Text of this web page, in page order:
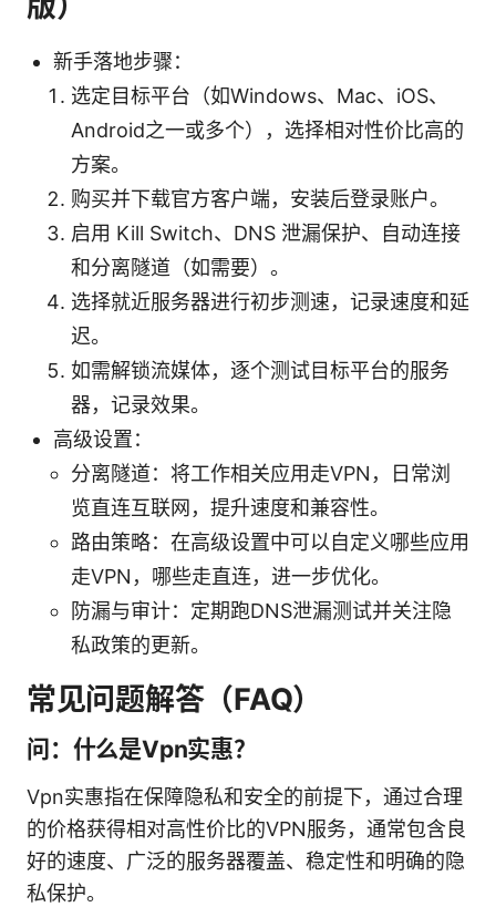
新手落地步骤：
选定目标平台（如Windows、Mac、iOS、
Android之一或多个），选择相对性价比高的
方案。
购买并下载官方客户端，安装后登录账户。
启用 Kill Switch、DNS 泄漏保护、自动连接
和分离隧道（如需要）。
选择就近服务器进行初步测速，记录速度和延
迟。
如需解锁流媒体，逐个测试目标平台的服务
器，记录效果。
高级设置：
分离隧道：将工作相关应用走VPN，日常浏
览直连互联网，提升速度和兼容性。
路由策略：在高级设置中可以自定义哪些应用
走VPN，哪些走直连，进一步优化。
防漏与审计：定期跑DNS泄漏测试并关注隐
私政策的更新。
常见问题解答（FAQ）
问：什么是Vpn实惠？
Vpn实惠指在保障隐私和安全的前提下，通过合理
的价格获得相对高性价比的VPN服务，通常包含良
好的速度、广泛的服务器覆盖、稳定性和明确的隐
私保护。